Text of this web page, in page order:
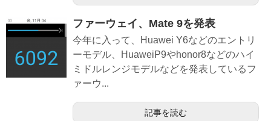
ファーウェイ、Mate 9を発表
今年に入って、Huawei Y6などのエントリ
ーモデル、HuaweiP9やhonor8などのハイ
ミドルレンジモデルなどを発表しているフ
ァーウ...
記事を読む